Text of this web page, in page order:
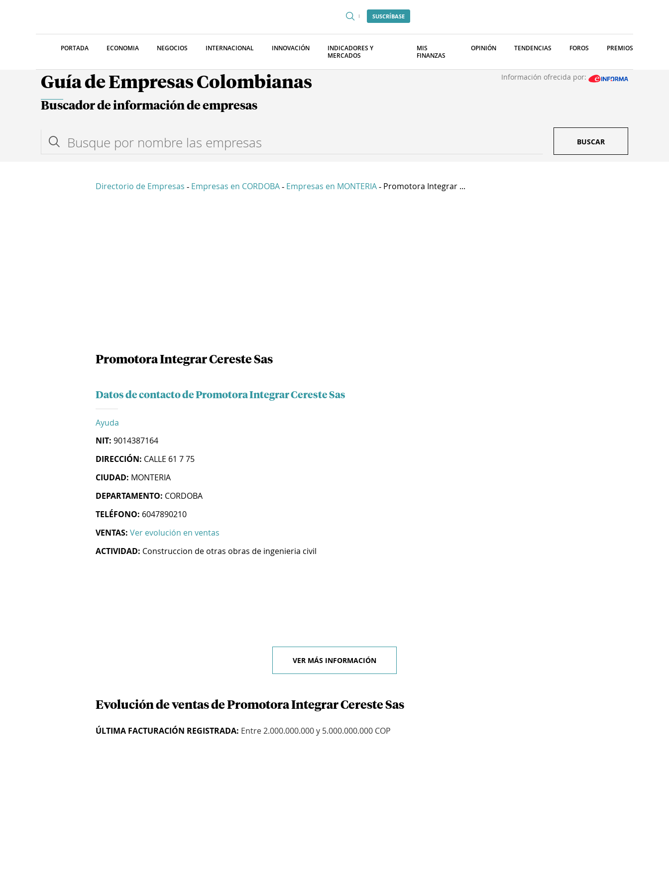
SUSCRÍBASE
PORTADA ECONOMIA NEGOCIOS INTERNACIONAL INNOVACIÓN
INDICADORES Y
MERCADOS
MIS
FINANZAS
OPINIÓN TENDENCIAS FOROS PREMIOS
Guía de Empresas Colombianas Información ofrecida por:
Buscador de información de empresas
BUSCAR
Directorio de Empresas - Empresas en CORDOBA - Empresas en MONTERIA - Promotora Integrar ...
Promotora Integrar Cereste Sas
Datos de contacto de Promotora Integrar Cereste Sas
Ayuda
NIT: 9014387164
DIRECCIÓN: CALLE 61 7 75
CIUDAD: MONTERIA
DEPARTAMENTO: CORDOBA
TELÉFONO: 6047890210
VENTAS: Ver evolución en ventas
ACTIVIDAD: Construccion de otras obras de ingenieria civil
VER MÁS INFORMACIÓN
Evolución de ventas de Promotora Integrar Cereste Sas
ÚLTIMA FACTURACIÓN REGISTRADA: Entre 2.000.000.000 y 5.000.000.000 COP